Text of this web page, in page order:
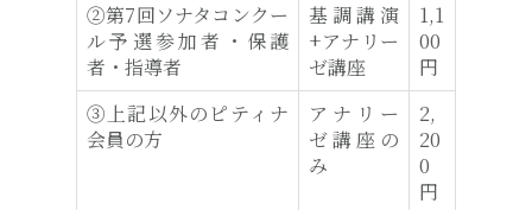
②第7回ソナタコンクー
ル予選参加者・保護
者・指導者
基調講演
+アナリー
ゼ講座
1,1
00
円
③上記以外のピティナ
会員の方
アナリー
ゼ講座の
み
2,
20
0
円